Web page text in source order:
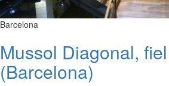
Barcelona
Mussol Diagonal,
(Barcelona)